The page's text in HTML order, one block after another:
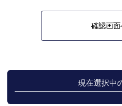
不動産の売買契約又は賃貸契約の相手方を
上記、1.から 5.の業務に付随する、お客様
携先のご案内や商品の発送、関連するアフ
のメンテナンス等の業務に関するお知らせ
現在選択中